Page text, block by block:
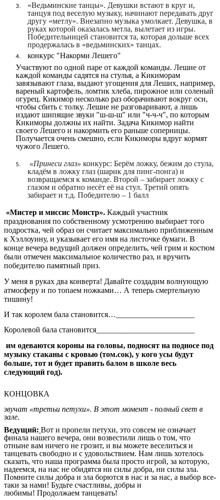
«Ведьминские танцы». Девушки встают в круг и,
танцуя под веселую музыку, начинают передавать друг
другу «метлу». Внезапно музыка умолкает. Девушка, в
руках которой оказалась метла, вылетает из игры.
Победительницей становится та, которая дольше всех
продержалась в «ведьминских» танцах.
конкурс "Накорми Лешего"
Участвуют по одной паре от каждой команды. Лешие от
каждой команды садятся на стулья, а Кикиморам
завязывают глаза, выдают угощения для Леших, например,
вареный картофель, ломтик хлеба, пирожное или соленый
огурец. Кикимор несколько раз оборачивают вокруг оси,
чтобы сбить с толку. Лешие не разговаривают, а лишь
издают шипящие звуки "ш-ш-ш" или "ч-ч-ч", по которым
Кикиморы должны их найти. Задача Кикимор найти
своего Лешего и накормить его раньше соперницы.
Получается очень смешно, если Кикиморы вдруг кормят
чужого Лешего.
«Принеси глаз» конкурс: Берём ложку, бежим до стула,
кладём в ложку глаз (шарик для пинг-понга) и
возвращаемся к команде. Второй – забирает ложку с
глазом и обратно несёт её на стул. Третий опять
забирает и т.д. Победителю – 1 балл
«Мистер и миссис Монстр». Каждый участник
празднования по собственному усмотрению выбирает того
подростка, чей образ он считает максимально приближенным
к Хэллоуину, и указывает его имя на листочке бумаги. В
конце вечера ведущий должен определить, чей грим и костюм
были отмечен максимальное количество раз, и вручить
победителю памятный приз.
У меня в руках два конверта! Давайте создадим волнующую
атмосферу и по топаем ножками… А теперь смертельную
тишину!
И так королем бала становится…____________________
Королевой бала становится_________________________
им одеваются короны на головы, подносят на подносе под
музыку стаканы с кровью (том.сок), у кого усы будут
больше, тот и будет править балом в школе весь
следующий год).
КОНЦОВКА
звучат «третьи петухи». В этот момент - полный свет в
зале.
Ведущий: Вот и пропели петухи, это совсем не означает
финала нашего вечера, они возвестили лишь о том, что
отныне вам ничего не грозит, и вы можете веселиться и
танцевать свободно и с удовольствием. Нам лишь хотелось
сказать, что наша программа была просто игрой, за которую,
надеемся, на нас не обидятся ни силы добра, ни силы зла.
Помните силы добра и зла борются в нас и за нас, а выбор все-
таки за нами! Будьте счастливы, добры и
любимы! Продолжаем танцевать!